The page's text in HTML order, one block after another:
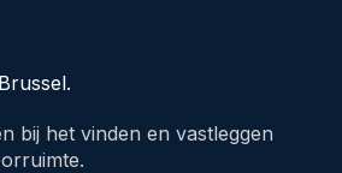
bij het vinden en vastleggen